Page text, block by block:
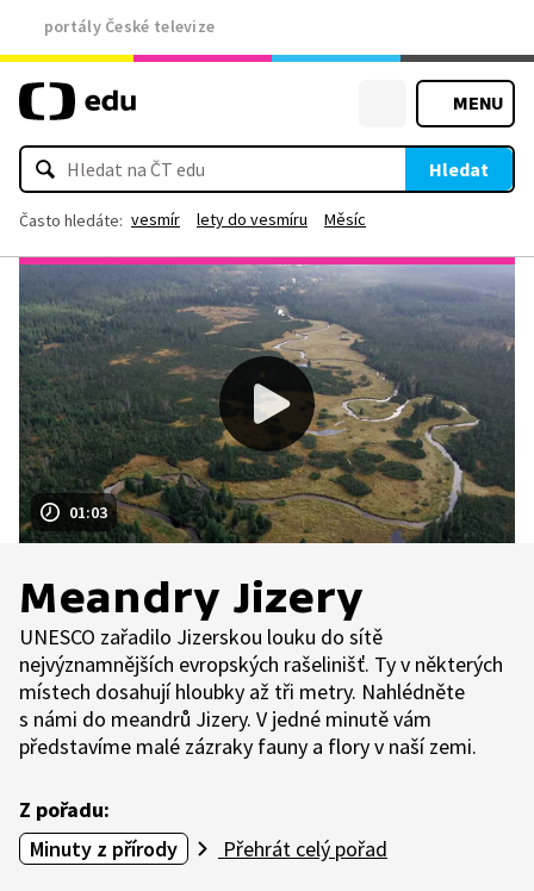
portály České televize
MENU
Hledat
Často hledáte: vesmír lety do vesmíru Měsíc
01:03
Meandry Jizery
UNESCO zařadilo Jizerskou louku do sítě
nejvýznamnějších evropských rašelinišť. Ty v některých
místech dosahují hloubky až tři metry. Nahlédněte
s námi do meandrů Jizery. V jedné minutě vám
představíme malé zázraky fauny a flory v naší zemi.
Z pořadu:
Minuty z přírody
Přehrát celý pořad